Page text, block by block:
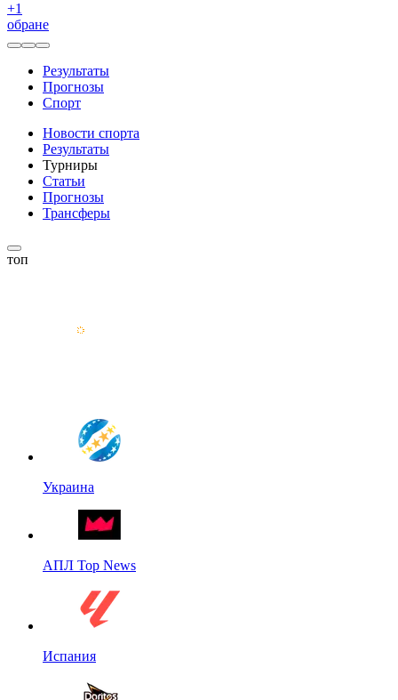
+1
обране
Результаты
Прогнозы
Спорт
Новости спорта
Результаты
Турниры
Статьи
Прогнозы
Трансферы
топ
Украина
АПЛ Top News
Испания